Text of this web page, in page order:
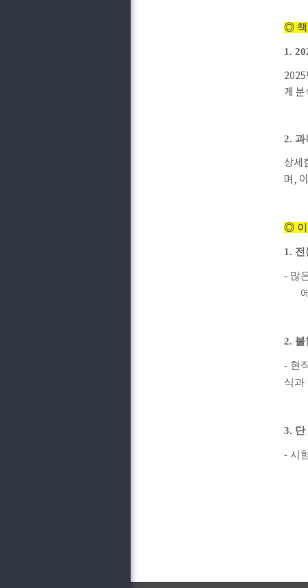
◎ 책
1.
2025
게
2. 과
상세
며,
◎ 이
1. 전
- 많
2. 불
- 현
식과
3. 단
- 시